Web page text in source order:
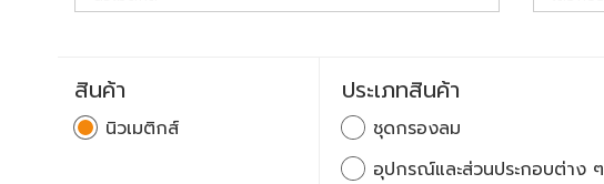
สินค้า
นิวเมติกส์
ประเภทสินค้า
ชุดกรองลม
อุปกรณ์และส่วนประกอบต่าง ๆ